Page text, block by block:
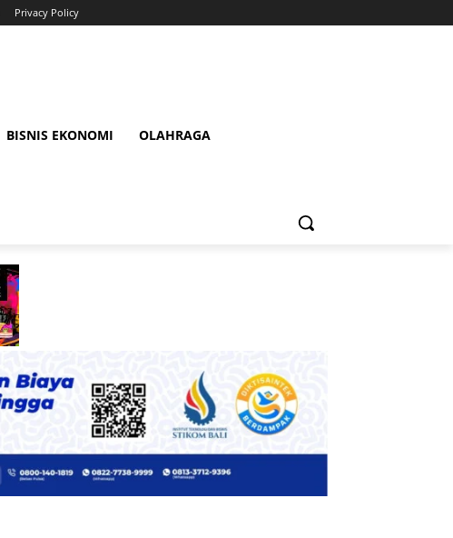
Privacy Policy
BISNIS EKONOMI OLAHRAGA